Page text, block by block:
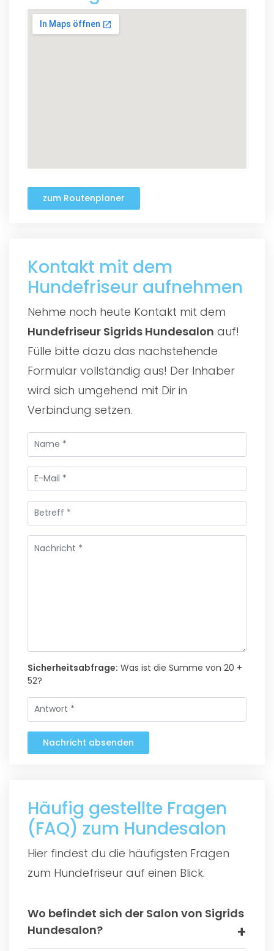
zum Routenplaner
Kontakt mit dem
Hundefriseur aufnehmen
Nehme noch heute Kontakt mit dem
Hundefriseur Sigrids Hundesalon auf!
Fülle bitte dazu das nachstehende
Formular vollständig aus! Der Inhaber
wird sich umgehend mit Dir in
Verbindung setzen.
Sicherheitsabfrage: Was ist die Summe von 20 +
52?
Nachricht absenden
Häufig gestellte Fragen
(FAQ) zum Hundesalon
Hier findest du die häufigsten Fragen
zum Hundefriseur auf einen Blick.
Wo befindet sich der Salon von Sigrids
Hundesalon?